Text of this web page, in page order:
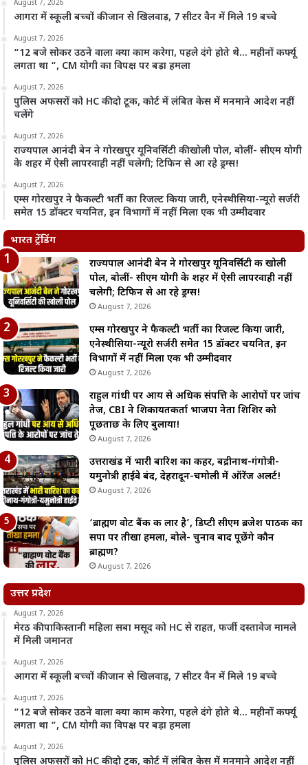
August 7, 2026
आगरा में स्कूली बच्चों की जान से खिलवाड़, 7 सीटर वैन में मिले 19 बच्चे
August 7, 2026
“12 बजे सोकर उठने वाला क्या काम करेगा, पहले दंगे होते थे… महीनों कर्फ्यू
लगता था “, CM योगी का विपक्ष पर बड़ा हमला
August 7, 2026
पुलिस अफसरों को HC की दो टूक, कोर्ट में लंबित केस में मनमाने आदेश नहीं
चलेंगे
August 7, 2026
राज्यपाल आनंदी बेन ने गोरखपुर यूनिवर्सिटी की खोली पोल, बोलीं- सीएम योगी
के शहर में ऐसी लापरवाही नहीं चलेगी; टिफिन से आ रहे ड्रग्स!
August 7, 2026
एम्स गोरखपुर ने फैकल्टी भर्ती का रिजल्ट किया जारी, एनेस्थीसिया-न्यूरो सर्जरी
समेत 15 डॉक्टर चयनित, इन विभागों में नहीं मिला एक भी उम्मीदवार
भारत ट्रेंडिंग
राज्यपाल आनंदी बेन ने गोरखपुर यूनिवर्सिटी की खोली
पोल, बोलीं- सीएम योगी के शहर में ऐसी लापरवाही नहीं
चलेगी; टिफिन से आ रहे ड्रग्स!
August 7, 2026
एम्स गोरखपुर ने फैकल्टी भर्ती का रिजल्ट किया जारी,
एनेस्थीसिया-न्यूरो सर्जरी समेत 15 डॉक्टर चयनित, इन
विभागों में नहीं मिला एक भी उम्मीदवार
August 7, 2026
राहुल गांधी पर आय से अधिक संपत्ति के आरोपों पर जांच
तेज, CBI ने शिकायतकर्ता भाजपा नेता शिशिर को
पूछताछ के लिए बुलाया!
August 7, 2026
उत्तराखंड में भारी बारिश का कहर, बद्रीनाथ-गंगोत्री-
यमुनोत्री हाईवे बंद, देहरादून-चमोली में ऑरेंज अलर्ट!
August 7, 2026
‘ब्राह्मण वोट बैंक की लार है’, डिप्टी सीएम ब्रजेश पाठक का
सपा पर तीखा हमला, बोले- चुनाव बाद पूछेंगे कौन
ब्राह्मण?
August 7, 2026
उत्तर प्रदेश
August 7, 2026
मेरठ की पाकिस्तानी महिला सबा मसूद को HC से राहत, फर्जी दस्तावेज मामले
में मिली जमानत
August 7, 2026
आगरा में स्कूली बच्चों की जान से खिलवाड़, 7 सीटर वैन में मिले 19 बच्चे
August 7, 2026
“12 बजे सोकर उठने वाला क्या काम करेगा, पहले दंगे होते थे… महीनों कर्फ्यू
लगता था “, CM योगी का विपक्ष पर बड़ा हमला
August 7, 2026
पुलिस अफसरों को HC की दो टूक, कोर्ट में लंबित केस में मनमाने आदेश नहीं